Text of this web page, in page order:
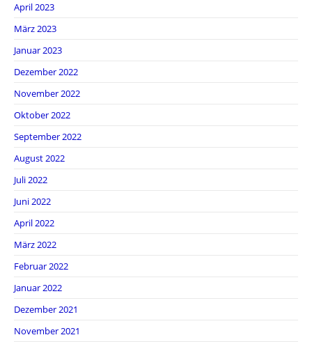
April 2023
März 2023
Januar 2023
Dezember 2022
November 2022
Oktober 2022
September 2022
August 2022
Juli 2022
Juni 2022
April 2022
März 2022
Februar 2022
Januar 2022
Dezember 2021
November 2021